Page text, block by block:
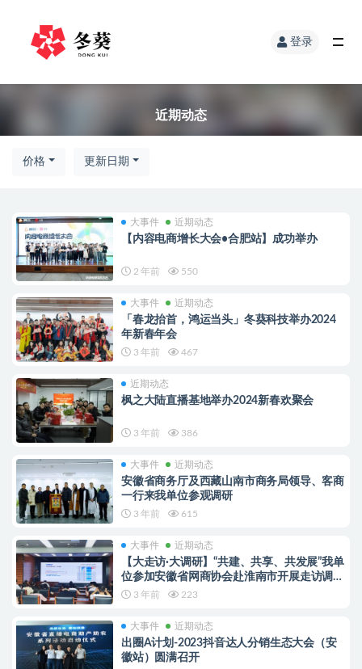
登录
近期动态
价格 更新日期
大事件 近期动态
【内容电商增长大会•合肥站】成功举办
2 年前 550
大事件 近期动态
「春龙抬首，鸿运当头」冬葵科技举办2024
年新春年会
3 年前 467
近期动态
枫之大陆直播基地举办2024新春欢聚会
3 年前 386
大事件 近期动态
安徽省商务厅及西藏山南市商务局领导、客商
一行来我单位参观调研
3 年前 615
大事件 近期动态
【大走访·大调研】“共建、共享、共发展”我单
位参加安徽省网商协会赴淮南市开展走访调研
交流活动
3 年前 223
大事件 近期动态
出圈A计划-2023抖音达人分销生态大会（安
徽站）圆满召开